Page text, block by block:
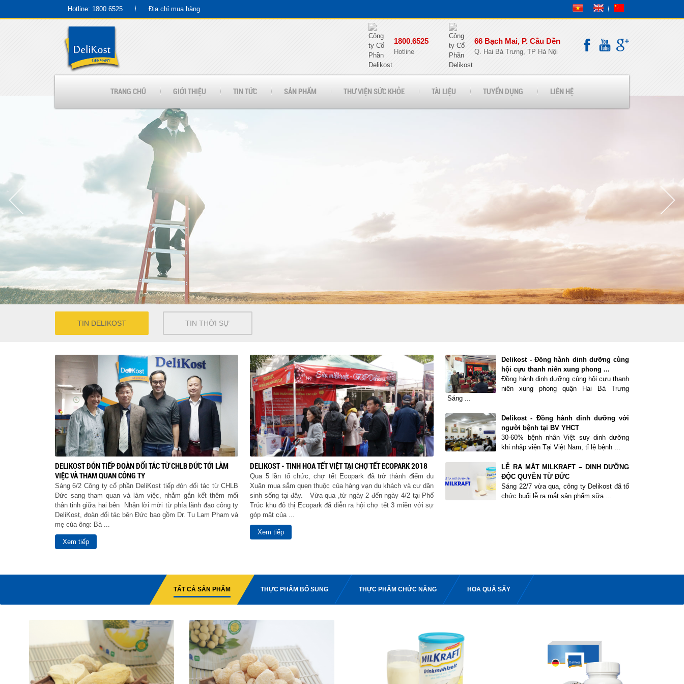
Hotline: 1800.6525 Địa chỉ mua hàng
1800.6525
Hotline
66 Bạch Mai, P. Cầu Dền
Q. Hai Bà Trưng, TP Hà Nội
TRANG CHỦ GIỚI THIỆU TIN TỨC SẢN PHẨM THƯ VIỆN SỨC KHỎE TÀI LIỆU TUYỂN DỤNG LIÊN HỆ
TIN DELIKOST TIN THỜI SỰ
DELIKOST ĐÓN TIẾP ĐOÀN ĐỐI TÁC TỪ CHLB ĐỨC TỚI LÀM
VIỆC VÀ THAM QUAN CÔNG TY
Sáng 6/2 Công ty cổ phần DeliKost tiếp đón đối tác từ CHLB
Đức sang tham quan và làm việc, nhằm gắn kết thêm mối
thân tinh giữa hai bên Nhận lời mời từ phía lãnh đạo công ty
DeliKost, đoàn đối tác bên Đức bao gồm Dr. Tu Lam Pham và
mẹ của ông: Bà ...
Xem tiếp
DELIKOST - TINH HOA TẾT VIỆT TẠI CHỢ TẾT ECOPARK 2018
Qua 5 lần tổ chức, chợ tết Ecopark đã trở thành điểm du
Xuân mua sắm quen thuộc của hàng vạn du khách và cư dân
sinh sống tại đây. Vừa qua ,từ ngày 2 đến ngày 4/2 tại Phố
Trúc khu đô thị Ecopark đã diễn ra hội chợ tết 3 miền với sự
góp mặt của ...
Xem tiếp
Delikost - Đồng hành dinh dưỡng cùng
hội cựu thanh niên xung phong ...
Đồng hành dinh dưỡng cùng hội cựu thanh
niên xung phong quận Hai Bà Trưng
Sáng ...
Delikost - Đồng hành dinh dưỡng với
người bệnh tại BV YHCT
30-60% bệnh nhân Việt suy dinh dưỡng
khi nhập viện Tại Việt Nam, tỉ lệ bệnh ...
LỄ RA MẮT MILKRAFT – DINH DƯỠNG
ĐỘC QUYỀN TỪ ĐỨC
Sáng 22/7 vừa qua, công ty Delikost đã tổ
chức buổi lễ ra mắt sản phẩm sữa ...
TẤT CẢ SẢN PHẨM THỰC PHẨM BỔ SUNG THỰC PHẨM CHỨC NĂNG HOA QUẢ SẤY